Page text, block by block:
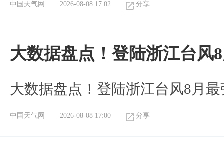
中国天气网 2026-08-08 17:02 分享
大数据盘点！登陆浙江台风
大数据盘点！登陆浙江台风8月
中国天气网 2026-08-08 17:00 分享